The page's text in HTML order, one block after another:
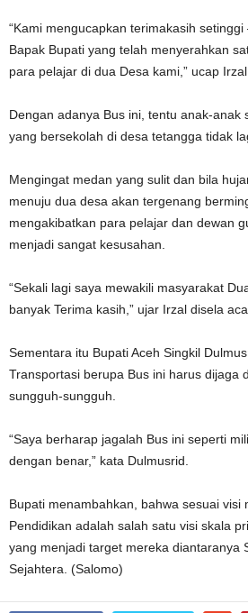
“Kami mengucapkan terimakasih
Bapak Bupati yang telah menyerahkan
para pelajar di dua Desa kami,” ucap Irzal.
Dengan adanya Bus ini, tentu anak-anak
yang bersekolah di desa tetangga tidak
Mengingat medan yang sulit dan bila
menuju dua desa akan tergenang
mengakibatkan para pelajar dan dewan
menjadi sangat kesusahan.
“Sekali lagi saya mewakili masyarakat
banyak Terima kasih,” ujar Irzal disela
Sementara itu Bupati Aceh Singkil
Transportasi berupa Bus ini harus dijaga
sungguh-sungguh.
“Saya berharap jagalah Bus ini seperti
dengan benar,” kata Dulmusrid.
Bupati menambahkan, bahwa sesuai visi
Pendidikan adalah salah satu visi skala
yang menjadi target mereka diantaranya
Sejahtera. (Salomo)